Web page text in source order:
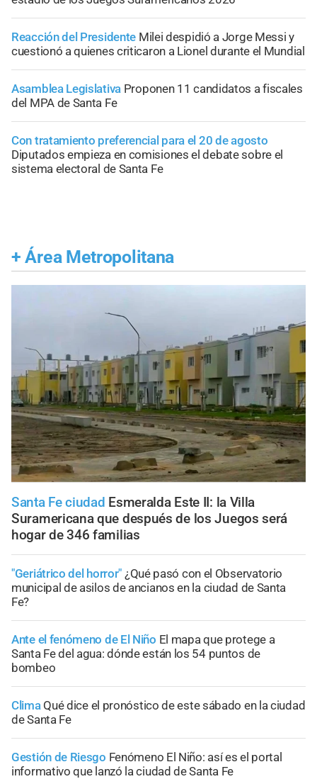
Reacción del Presidente Milei despidió a Jorge Messi y
cuestionó a quienes criticaron a Lionel durante el Mundial
Asamblea Legislativa Proponen 11 candidatos a fiscales
del MPA de Santa Fe
Con tratamiento preferencial para el 20 de agosto
Diputados empieza en comisiones el debate sobre el
sistema electoral de Santa Fe
+ Área Metropolitana
Santa Fe ciudad Esmeralda Este II: la Villa
Suramericana que después de los Juegos será
hogar de 346 familias
"Geriátrico del horror" ¿Qué pasó con el Observatorio
municipal de asilos de ancianos en la ciudad de Santa
Fe?
Ante el fenómeno de El Niño El mapa que protege a
Santa Fe del agua: dónde están los 54 puntos de
bombeo
Clima Qué dice el pronóstico de este sábado en la ciudad
de Santa Fe
Gestión de Riesgo Fenómeno El Niño: así es el portal
informativo que lanzó la ciudad de Santa Fe